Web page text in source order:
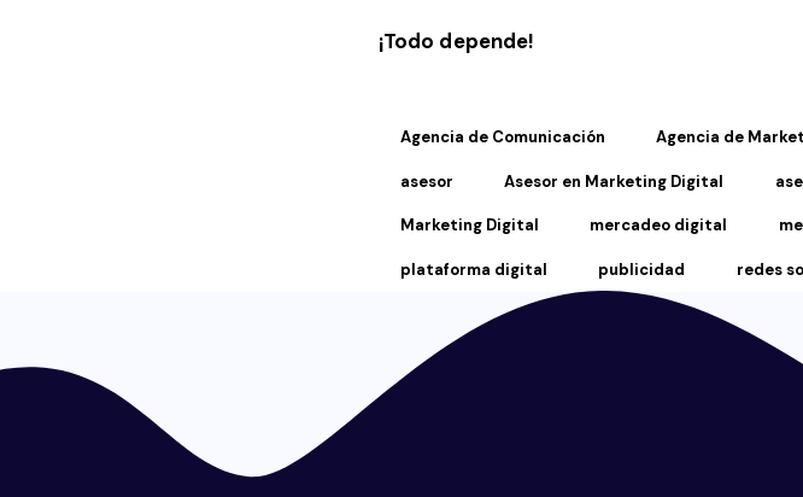
¡Todo depende!
Agencia de Comunicación Agencia de
asesor Asesor en Marketing Digital
Marketing Digital mercadeo digital
plataforma digital publicidad redes